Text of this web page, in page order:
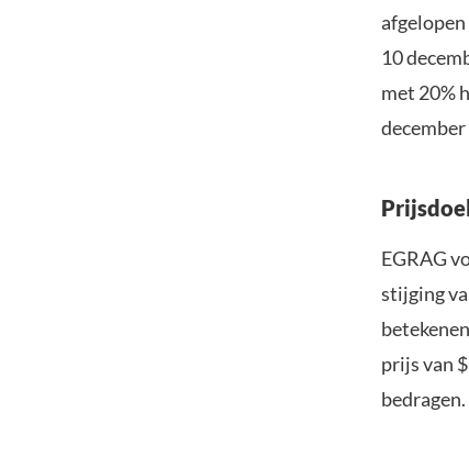
10
met 20%
EGRAG
stijging
prijs van
bedragen.